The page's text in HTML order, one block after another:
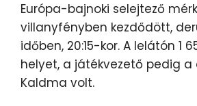
Európa-bajnoki selejtező
villanyfényben kezdődött,
időben, 20:15-kor. A lelátón 1
helyet, a játékvezető pedig a
Kaldma volt.